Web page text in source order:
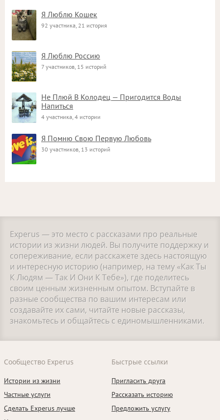
Я Люблю Кошек
92 участника, 21 история
Я Люблю Россию
7 участников, 15 историй
Не Плюй В Колодец — Пригодится Воды
Напиться
4 участника, 4 истории
Я Помню Свою Первую Любовь
30 участников, 13 историй
Experus — это место с рассказами про реальные
истории из жизни людей. Вы получите поддержку и
сопереживание, если расскажете здесь настоящую
и интересную историю (например, на тему «Как Ты
К Людям — Так И Они К Тебе»), где поделитесь
своим ценным жизненным опытом. Вступайте в
разные сообщества по вашим интересам или
создавайте их сами, читайте новые рассказы,
знакомьтесь и общайтесь с единомышленниками.
Сообщество Experus
Истории из жизни
Частные услуги
Сделать Experus лучше
Быстрые ссылки
Пригласить друга
Рассказать историю
Предложить услугу